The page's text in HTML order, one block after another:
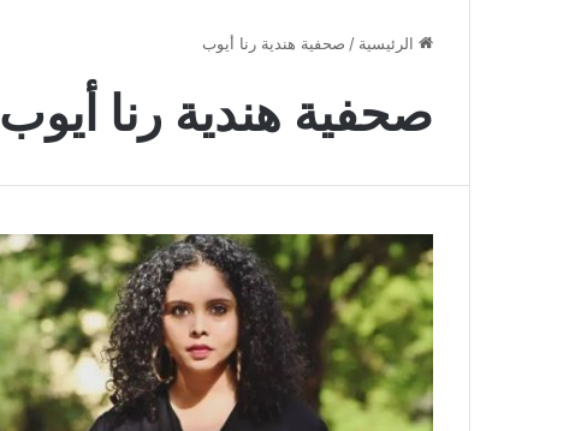
الرئيسية / صحفية هندية رنا أيوب
صحفية هندية رنا أيوب